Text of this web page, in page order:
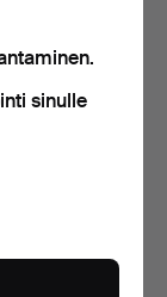
sinulle